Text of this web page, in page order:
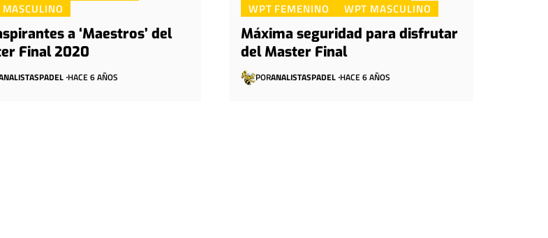
a ‘Maestros’ del
Final 2020
HACE 6 AÑOS
WPT FEMENINO
WPT MASCULINO
Máxima seguridad para disfrutar
del Master Final
PORANALISTASPADEL HACE 6 AÑOS